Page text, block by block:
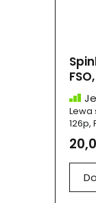
Lewa
126p,